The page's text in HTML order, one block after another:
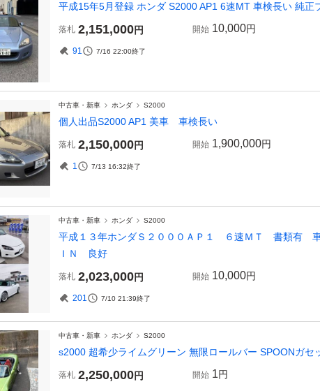
平成15年5月登録 ホンダ S2000 AP1 6速MT 車検長い 純正
落札 2,151,000円 開始 10,000円
91 7/16 22:00終了
中古車・新車 ホンダ S2000
個人出品S2000 AP1 美車 車検長い
落札 2,150,000円 開始 1,900,000円
1 7/13 16:32終了
中古車・新車 ホンダ S2000
平成１３年ホンダＳ２０００ＡＰ１ ６速ＭＴ 書類有
ＩＮ 良好
落札 2,023,000円 開始 10,000円
201 7/10 21:39終了
中古車・新車 ホンダ S2000
s2000 超希少ライムグリーン 無限ロールバー SPOONガセ
落札 2,250,000円 開始 1円